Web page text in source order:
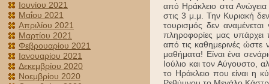
Ιουνίου 2021
Μαΐου 2021
Απριλίου 2021
Μαρτίου 2021
Φεβρουαρίου 2021
Ιανουαρίου 2021
Δεκεμβρίου 2020
Νοεμβρίου 2020
από Ηράκλειο στα
στις 3 μ.μ. Την Κυριακή
τουρισμός δεν
πληροφορίες μας
από τις καθημερινές ώστε
μαθήματα! Είναι ένα
Ιούλιο και τον Αύγουστο,
το Ηράκλειο που είναι η